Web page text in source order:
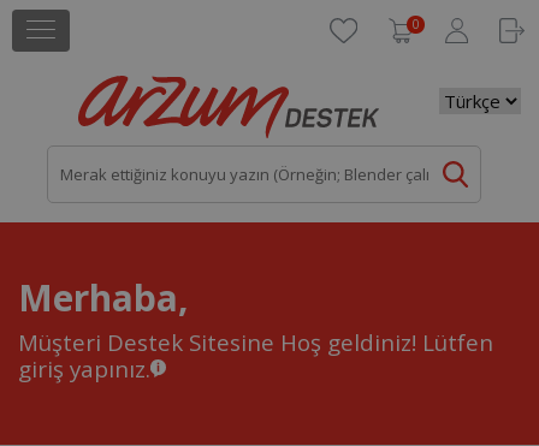
0
Merhaba,
Müşteri Destek Sitesine Hoş geldiniz! Lütfen
giriş yapınız.